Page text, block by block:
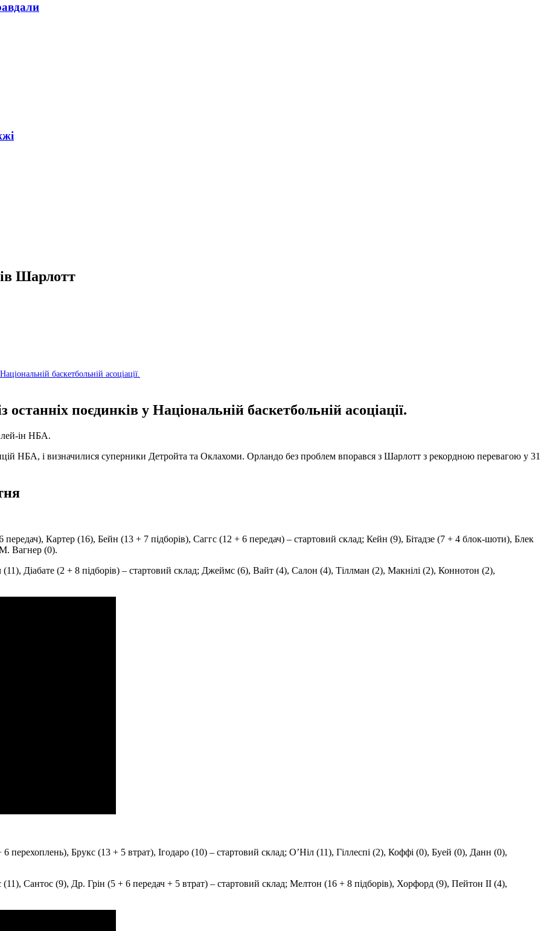
Шарлотт
баскетбольній асоціації.
поєдинків у Національній баскетбольній асоціації.
ін НБА.
НБА, і визначилися суперники Детройта та Оклахоми. Орландо без проблем впорався з Шарлотт з рекордною перевагою у 31
Картер (16), Бейн (13 + 7 підборів), Саггс (12 + 6 передач) – стартовий склад; Кейн (9), Бітадзе (7 + 4 блок-шоти), Блек
Вагнер (0).
Діабате (2 + 8 підборів) – стартовий склад; Джеймс (6), Вайт (4), Салон (4), Тіллман (2), Макнілі (2), Коннотон (2),
перехоплень), Брукс (13 + 5 втрат), Ігодаро (10) – стартовий склад; О’Ніл (11), Гіллеспі (2), Коффі (0), Буей (0), Данн (0),
(11), Сантос (9), Др. Грін (5 + 6 передач + 5 втрат) – стартовий склад; Мелтон (16 + 8 підборів), Хорфорд (9), Пейтон II (4),